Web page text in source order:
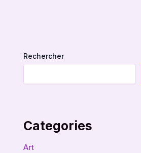
Rechercher
Categories
Art